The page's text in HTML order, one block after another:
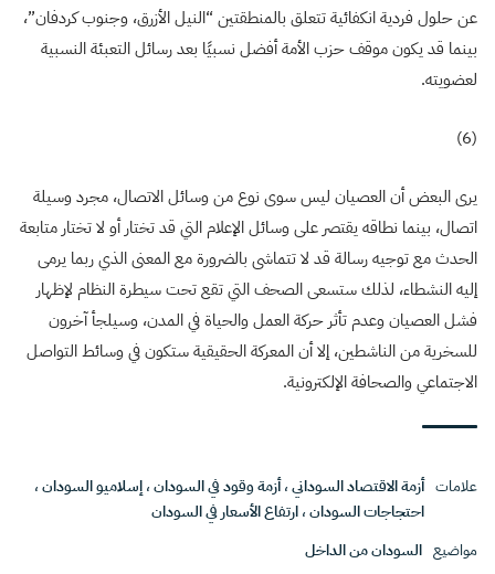
عن حلول فردية انكفائية تتعلق بالمنطقتين “النيل الأزرق، وجنوب كردفان”،
بينما قد يكون موقف حزب الأمة أفضل نسبيًا بعد رسائل التعبئة النسبية
لعضويته.
(6)
يرى البعض أن العصيان ليس سوى نوع من وسائل الاتصال، مجرد وسيلة
اتصال، بينما نطاقه يقتصر على وسائل الإعلام التي قد تختار أو لا تختار متابعة
الحدث مع توجيه رسالة قد لا تتماشى بالضرورة مع المعنى الذي ربما يرمى
إليه النشطاء، لذلك ستسعى الصحف التي تقع تحت سيطرة النظام لإظهار
فشل العصيان وعدم تأثر حركة العمل والحياة في المدن، وسيلجأ آخرون
للسخرية من الناشطين، إلا أن المعركة الحقيقية ستكون في وسائط التواصل
الاجتماعي والصحافة الإلكترونية.
علامات أزمة الاقتصاد السوداني،أزمة وقود في السودان،إسلاميو السودان،
احتجاجات السودان،ارتفاع الأسعار في السودان
مواضيع السودان من الداخل